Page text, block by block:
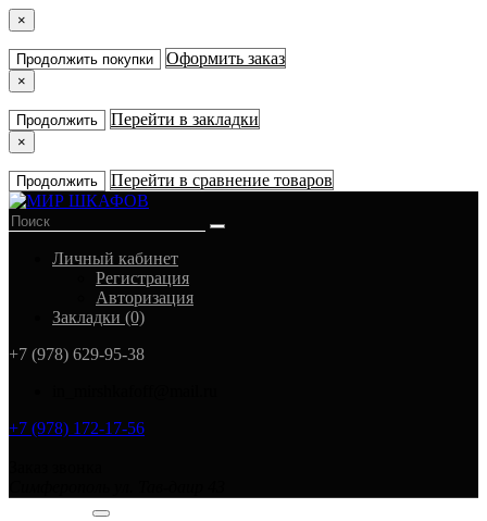
×
Продолжить покупки Оформить заказ
×
Продолжить Перейти в закладки
×
Продолжить Перейти в сравнение товаров
Личный кабинет
Регистрация
Авторизация
Закладки (0)
+7 (978) 629-95-38
+7 (978) 172-17-56